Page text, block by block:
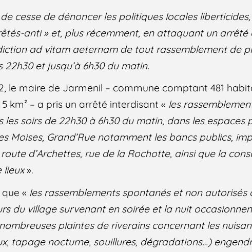
de cesse de dénoncer les politiques locales
anti » et, plus récemment, en attaquant un arrêté
ad vitam aeternam de tout rassemblement de
22h30 et jusqu’à 6h30 du matin.
le maire de Jarmenil – commune comptant 481
km² – a pris un arrêté interdisant « les
les soirs de 22h30 à 6h30 du matin, dans les espaces
Moises, Grand’Rue notamment les bancs publics,
d’Archettes, rue de la Rochotte, ainsi que la
lieux».
« les rassemblements spontanés et non autorisés
du village survenant en soirée et la nuit
nombreuses plaintes de riverains concernant les
tapage nocturne, souillures, dégradations…)